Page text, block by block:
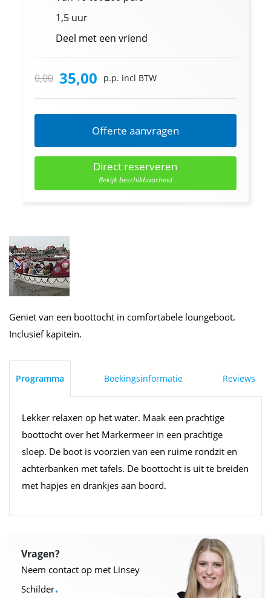
1,5 uur
Deel met een vriend
0,00 35,00 p.p. incl BTW
Offerte aanvragen
Direct reserveren
Bekijk beschikbaarheid
Geniet van een boottocht in comfortabele loungeboot.
Inclusief kapitein.
Programma Boekingsinformatie Reviews
Lekker relaxen op het water. Maak een prachtige
boottocht over het Markermeer in een prachtige
sloep. De boot is voorzien van een ruime rondzit en
achterbanken met tafels. De boottocht is uit te breiden
met hapjes en drankjes aan boord.
Vragen?
Neem contact op met Linsey
Schilder.